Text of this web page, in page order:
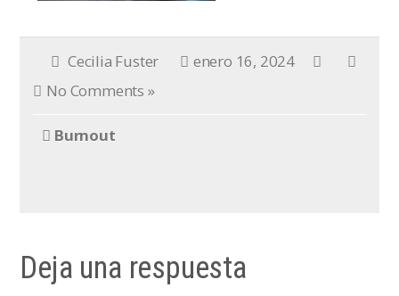
Cecilia Fuster
enero 16, 2024
No Comments »
Burnout
Deja una respuesta